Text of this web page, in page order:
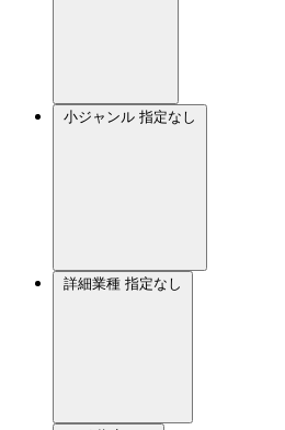
小ジャンル 指定なし
詳細業種 指定なし